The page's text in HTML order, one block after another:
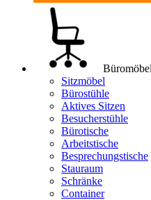
Sitzmöbel
Bürostühle
Aktives Sitzen
Besucherstühle
Bürotische
Arbeitstische
Besprechungstische
Stauraum
Schränke
Container